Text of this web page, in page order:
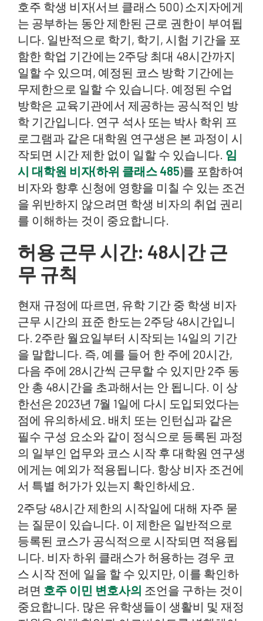
호주 학생 비자(서브 클래스 500) 소지자에게
는 공부하는 동안 제한된 근로 권한이 부여됩
니다. 일반적으로 학기, 학기, 시험 기간을 포
함한 학업 기간에는 2주당 최대 48시간까지
일할 수 있으며, 예정된 코스 방학 기간에는
무제한으로 일할 수 있습니다. 예정된 수업
방학은 교육기관에서 제공하는 공식적인 방
학 기간입니다. 연구 석사 또는 박사 학위 프
로그램과 같은 대학원 연구생은 본 과정이 시
작되면 시간 제한 없이 일할 수 있습니다. 임
시 대학원 비자(하위 클래스 485)를 포함하여
비자와 향후 신청에 영향을 미칠 수 있는 조건
을 위반하지 않으려면 학생 비자의 취업 권리
를 이해하는 것이 중요합니다.
허용 근무 시간: 48시간 근
무 규칙
현재 규정에 따르면, 유학 기간 중 학생 비자
근무 시간의 표준 한도는 2주당 48시간입니
다. 2주란 월요일부터 시작되는 14일의 기간
을 말합니다. 즉, 예를 들어 한 주에 20시간,
다음 주에 28시간씩 근무할 수 있지만 2주 동
안 총 48시간을 초과해서는 안 됩니다. 이 상
한선은 2023년 7월 1일에 다시 도입되었다는
점에 유의하세요. 배치 또는 인턴십과 같은
필수 구성 요소와 같이 정식으로 등록된 과정
의 일부인 업무와 코스 시작 후 대학원 연구생
에게는 예외가 적용됩니다. 항상 비자 조건에
서 특별 허가가 있는지 확인하세요.
2주당 48시간 제한의 시작일에 대해 자주 묻
는 질문이 있습니다. 이 제한은 일반적으로
등록된 코스가 공식적으로 시작되면 적용됩
니다. 비자 하위 클래스가 허용하는 경우 코
스 시작 전에 일을 할 수 있지만, 이를 확인하
려면 호주 이민 변호사의 조언을 구하는 것이
중요합니다. 많은 유학생들이 생활비 및 재정